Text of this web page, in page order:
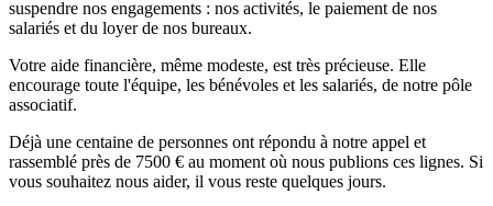
suspendre nos engagements : nos activités, le paiement de nos
salariés et du loyer de nos bureaux.
Votre aide financière, même modeste, est très précieuse. Elle
encourage toute l'équipe, les bénévoles et les salariés, de notre pôle
associatif.
Déjà une centaine de personnes ont répondu à notre appel et
rassemblé près de 7500 € au moment où nous publions ces lignes. Si
vous souhaitez nous aider, il vous reste quelques jours.